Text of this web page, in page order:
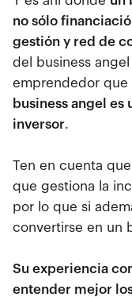
no sólo
gestión y red de
del business
emprendedor que
business angel
inversor.
Ten en cuenta
que gestiona la
por lo que si
convertirse en un
Su experiencia
entender mejor